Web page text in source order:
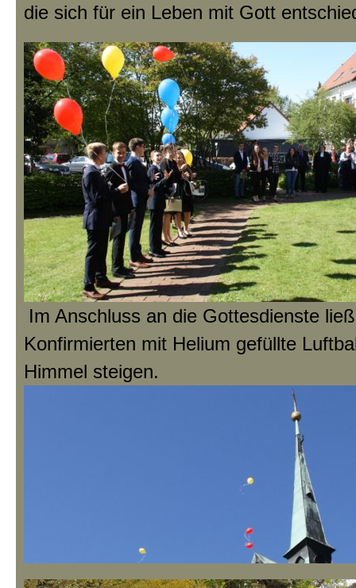
die sich für ein Leben mit Gott
Im Anschluss an die Gottesdienste
Konfirmierten mit Helium gefüllte
Himmel steigen.